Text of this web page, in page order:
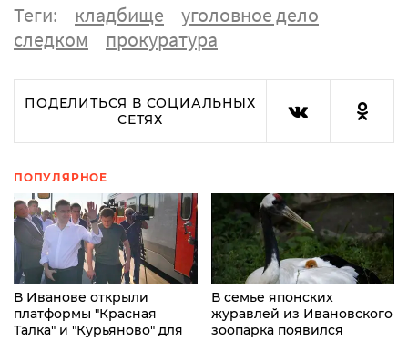
Теги: кладбище
уголовное дело
следком
прокуратура
ПОДЕЛИТЬСЯ В СОЦИАЛЬНЫХ
СЕТЯХ
ПОПУЛЯРНОЕ
В Иванове открыли
платформы "Красная
Талка" и "Курьяново" для
В семье японских
журавлей из Ивановского
зоопарка появился